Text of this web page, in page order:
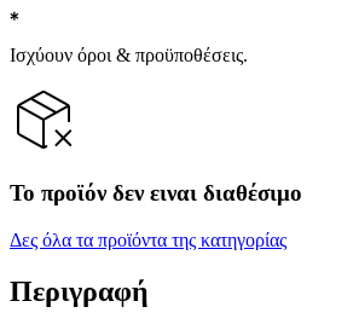
Ισχύουν όροι & προϋποθέσεις.
Το προϊόν δεν ειναι διαθέσιμο
Δες όλα τα προϊόντα της κατηγορίας
Περιγραφή